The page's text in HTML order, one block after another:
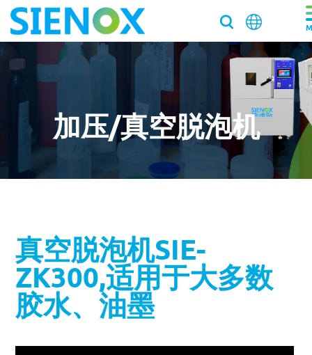
关于我们
关于我们
走近施诺斯
加入施诺斯
我们新鲜事
国际品牌三轴点胶机选择施诺斯配套
白色膏体材料脱泡实验
离心脱泡机的工作原理及作用
产品中心
产品中心
离心脱泡机
实验室/科研机构小型静音离心除泡设备 SIE-C012
真空脱泡搅拌机SIE‑MIX1000plus
行星式脱泡机SIE‑MIX60 公转自转真空脱泡搅拌机
大容量真空脱泡搅拌机SIE‑MIX2000
MORE+
实验均质机
高速乳化均质机 实验室高速搅拌分散机
实验室均质机 SIE‑MIX60 非介入式材料均质机
MORE+
加压/真空脱泡机
真空脱泡机SIE-ZK300,适用于大多数胶水、油墨
电池浆料搅拌机
双行星搅拌机 + 挤料机 SIE‑ME20L 锂电池浆料搅拌机
粉末材料
胶水材料
医药凝胶材料搅拌脱泡解决方案
消费电子
银浆材料
胶水材料
胶粘剂行业
膏体材料
寄样测试
寄送样品进行工艺实验
实验室租借
专业实验室租借服务
流体实验室时租服务
新闻资讯
新闻资讯
实验室新闻
施诺斯陪我做了3年的实验
联系我们020-87548184
加压/真空脱泡机
真空脱泡机SIE-
ZK300,适用于大多数
胶水、油墨